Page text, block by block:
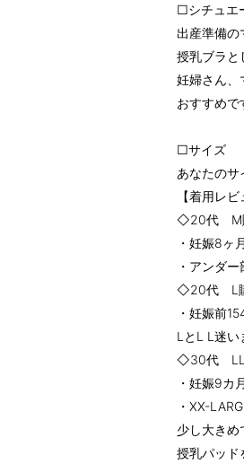
□シチュエ
出産準備の
授乳ブラと
妊婦さん、
おすすめで
□サイズ
あなたのサ
【着用レビ
◇20代 M
・妊娠8ヶ
・アンダ
◇20代 L
・妊娠前
LとL L迷い
◇30代 LL
・妊娠9カ
・XX-
少し大きめ
授乳パッド